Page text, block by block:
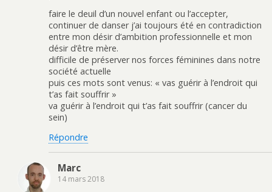
faire le deuil d’un nouvel enfant ou l’accepter,
continuer de danser j’ai toujours été en contradiction
entre mon désir d’ambition professionnelle et mon
désir d’être mère.
difficile de préserver nos forces féminines dans notre
société actuelle
puis ces mots sont venus: « vas guérir à l’endroit qui
t’as fait souffrir »
va guérir à l’endroit qui t’as fait souffrir (cancer du
sein)
Répondre
Marc
14 mars 2018